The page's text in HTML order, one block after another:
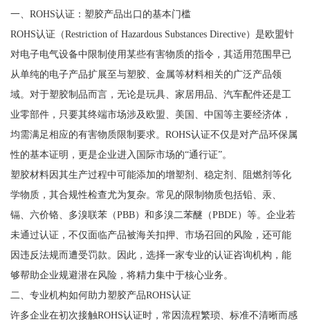
一、ROHS认证：塑胶产品出口的基本门槛
ROHS认证（Restriction of Hazardous Substances Directive）是欧盟针
对电子电气设备中限制使用某些有害物质的指令，其适用范围早已
从单纯的电子产品扩展至与塑胶、金属等材料相关的广泛产品领
域。对于塑胶制品而言，无论是玩具、家居用品、汽车配件还是工
业零部件，只要其终端市场涉及欧盟、美国、中国等主要经济体，
均需满足相应的有害物质限制要求。ROHS认证不仅是对产品环保属
性的基本证明，更是企业进入国际市场的“通行证”。
塑胶材料因其生产过程中可能添加的增塑剂、稳定剂、阻燃剂等化
学物质，其合规性检查尤为复杂。常见的限制物质包括铅、汞、
镉、六价铬、多溴联苯（PBB）和多溴二苯醚（PBDE）等。企业若
未通过认证，不仅面临产品被海关扣押、市场召回的风险，还可能
因违反法规而遭受罚款。因此，选择一家专业的认证咨询机构，能
够帮助企业规避潜在风险，将精力集中于核心业务。
二、专业机构如何助力塑胶产品ROHS认证
许多企业在初次接触ROHS认证时，常因流程繁琐、标准不清晰而感